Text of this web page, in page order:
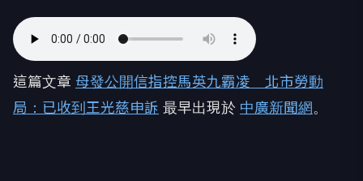
這篇文章 母發公開信指控馬英九霸凌 北市勞動
局：已收到王光慈申訴 最早出現於 中廣新聞網。